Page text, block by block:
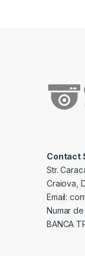
Contact
Str.
Craiova,
Email:
Numar
BANCA